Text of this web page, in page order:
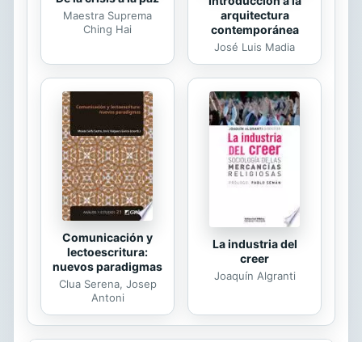
Maestra Suprema
Ching Hai
arquitectura
contemporánea
José Luis Madia
Comunicación y
lectoescritura:
nuevos paradigmas
Clua Serena, Josep
Antoni
La industria del
creer
Joaquín Algranti